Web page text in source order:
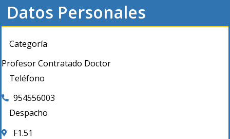
Datos Personales
Categoría
Profesor Contratado Doctor
Teléfono
954556003
Despacho
F1.51